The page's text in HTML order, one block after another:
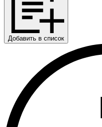
Добавить в список